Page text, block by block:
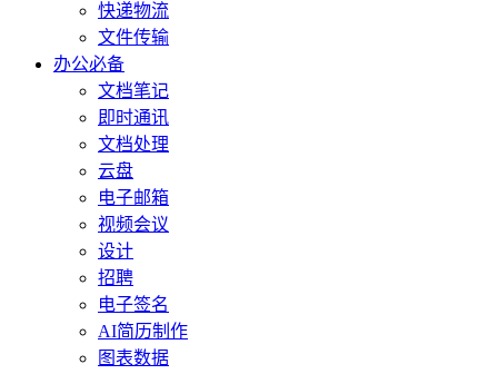
快递物流
文件传输
办公必备
文档笔记
即时通讯
文档处理
云盘
电子邮箱
视频会议
设计
招聘
电子签名
AI简历制作
图表数据